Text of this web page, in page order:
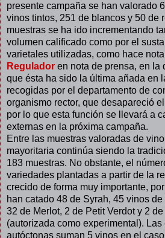
presente campaña se han valorado
vinos tintos, 251 de blancos y 50 de
muestras se ha ido incrementando
volumen calificado como por el
varietales utilizadas, como hace
Regulador en nota de prensa, en la
que ésta ha sido la última añada en
recogidas por el departamento de
organismo rector, que desapareció
por lo que esta función se llevará a
externas en la próxima campaña.
Entre las muestras valoradas de
mayoritaria continúa siendo la
183 muestras. No obstante, el
variedades plantadas a partir de la
crecido de forma muy importante,
han catado 48 de Syrah, 45 vinos
32 de Merlot, 2 de Petit Verdot y 2
(autorizada como experimental).
autóctonas suman 5 vinos en el